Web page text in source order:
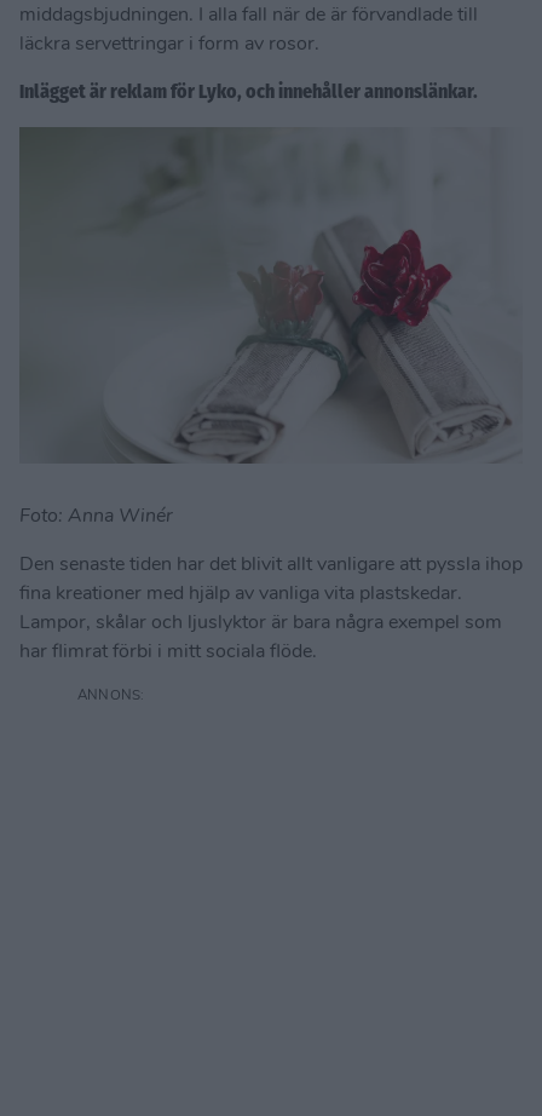
middagsbjudningen. I alla fall när de är förvandlade till
läckra servettringar i form av rosor.
Inlägget är reklam för Lyko, och innehåller annonslänkar.
Foto: Anna Winér
Den senaste tiden har det blivit allt vanligare att pyssla ihop
fina kreationer med hjälp av vanliga vita plastskedar.
Lampor, skålar och ljuslyktor är bara några exempel som
har flimrat förbi i mitt sociala flöde.